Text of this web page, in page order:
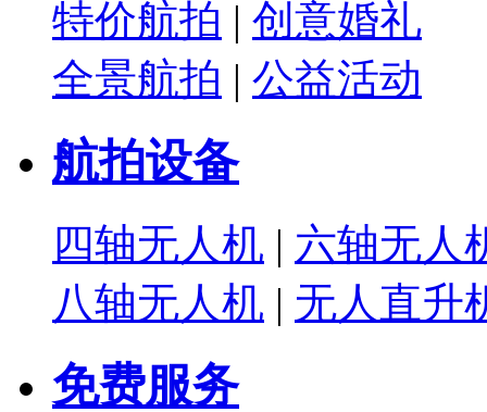
特价航拍 | 创意婚礼
全景航拍 | 公益活动
航拍设备
四轴无人机 | 六轴无人
八轴无人机 | 无人直升
免费服务